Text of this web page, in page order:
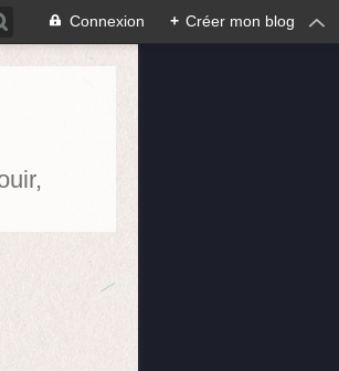
Connexion + Créer mon blog